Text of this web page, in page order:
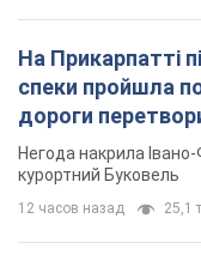
На Прикарпатті
спеки пройшла
дороги
Відео
Негода накрила
курортний Буковель
12 часов назад 25,1